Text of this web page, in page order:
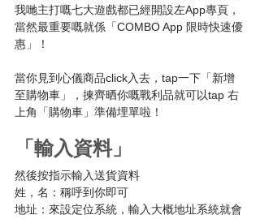
我哋主打嘅七大遊戲都已經開設左App專頁，
當然最重要嘅就係「COMBO App 限時快速優
惠」！
當你見到心儀商品click入去，tap一下「新增
至購物車」，揀齊晒你嘅戰利品就可以tap 右
上角「購物車」準備埋單啦！
「輸入資料」
然後按指示輸入送貨資料
姓，名：稱呼到你即可
地址：來設定位系統，輸入大概地址系統就會